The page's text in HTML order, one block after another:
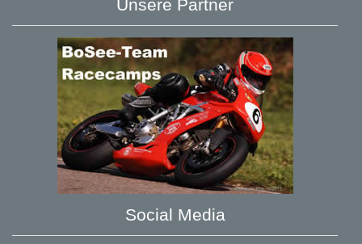
Unsere Partner
Social Media